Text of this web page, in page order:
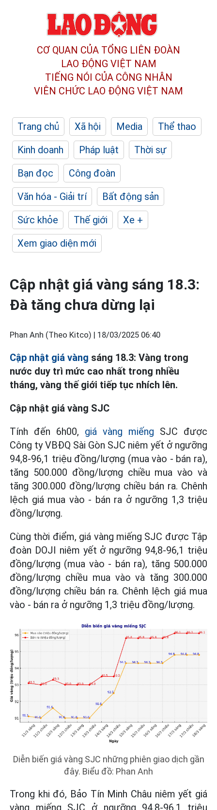
CƠ QUAN CỦA TỔNG LIÊN ĐOÀN
LAO ĐỘNG VIỆT NAM
TIẾNG NÓI CỦA CÔNG NHÂN
VIÊN CHỨC LAO ĐỘNG VIỆT NAM
Trang chủ Xã hội Media
Thể thao
Kinh doanh
Pháp luật
Thời sự
Bạn đọc
Công đoàn
Văn hóa - Giải trí
Bất động sản
Sức khỏe
Thế giới
Xe +
Xem giao diện mới
Cập nhật giá vàng sáng 18.3:
Đà tăng chưa dừng lại
Phan Anh (Theo Kitco) | 18/03/2025 06:40
Cập nhật giá vàng sáng 18.3: Vàng trong
nước duy trì mức cao nhất trong nhiều
tháng, vàng thế giới tiếp tục nhích lên.
Cập nhật giá vàng SJC
Tính đến 6h00, giá vàng miếng SJC được
Công ty VBĐQ Sài Gòn SJC niêm yết ở ngưỡng
94,8-96,1 triệu đồng/lượng (mua vào - bán ra),
tăng 500.000 đồng/lượng chiều mua vào và
tăng 300.000 đồng/lượng chiều bán ra. Chênh
lệch giá mua vào - bán ra ở ngưỡng 1,3 triệu
đồng/lượng.
Cùng thời điểm, giá vàng miếng SJC được Tập
đoàn DOJI niêm yết ở ngưỡng 94,8-96,1 triệu
đồng/lượng (mua vào - bán ra), tăng 500.000
đồng/lượng chiều mua vào và tăng 300.000
đồng/lượng chiều bán ra. Chênh lệch giá mua
vào - bán ra ở ngưỡng 1,3 triệu đồng/lượng.
Diễn biến giá vàng SJC những phiên giao dịch gần
đây. Biểu đồ: Phan Anh
Trong khi đó, Bảo Tín Minh Châu niêm yết giá